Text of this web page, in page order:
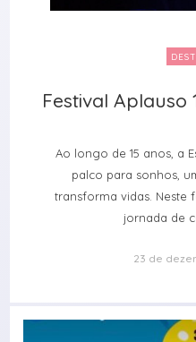
Festival Aplauso
Festival Aplauso
Ao longo de 15 anos, a
palco para sonhos,
transforma vidas. Neste
jornada de
23 de